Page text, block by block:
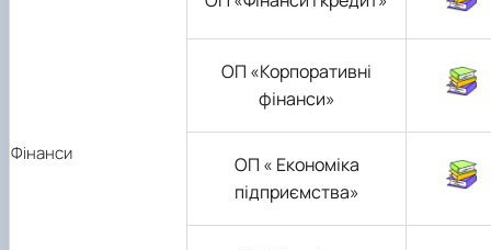
Фінанси
ОП «Корпоративні
фінанси»
ОП « Економіка
підприємства»